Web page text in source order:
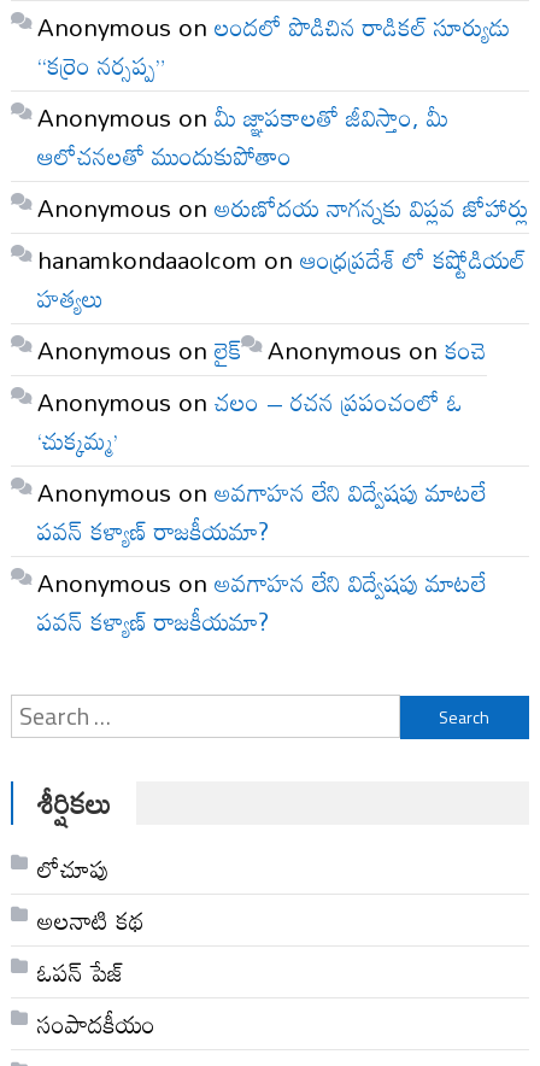
Anonymous onలందలో పొడిచిన రాడికల్ సూర్యుడు
“కర్రెం నర్సప్ప”
Anonymous onమీ జ్ఞాపకాలతో జీవిస్తాం, మీ
ఆలోచనలతో ముందుకుపోతాం
Anonymous onఅరుణోదయ నాగన్నకు విప్లవ జోహార్లు
hanamkondaaolcom onఆంధ్రప్రదేశ్ లో కష్టోడియల్
హత్యలు
Anonymous onలైక్ Anonymous onకంచె
Anonymous onచలం – రచన ప్రపంచంలో ఓ
‘చుక్కమ్మ’
Anonymous onఅవగాహన లేని విద్వేషపు మాటలే
పవన్ కళ్యాణ్ రాజకీయమా?
Anonymous onఅవగాహన లేని విద్వేషపు మాటలే
పవన్ కళ్యాణ్ రాజకీయమా?
Search
for:
శీర్షికలు
లోచూపు
అల‌నాటి క‌థ‌
ఓపన్ పేజ్
సంపాదకీయం